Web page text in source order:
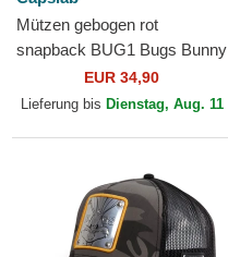
Mützen gebogen rot
snapback BUG1 Bugs Bunny
Looney Tunes von Capslab
EUR 34,90
Lieferung bis Dienstag, Aug. 11